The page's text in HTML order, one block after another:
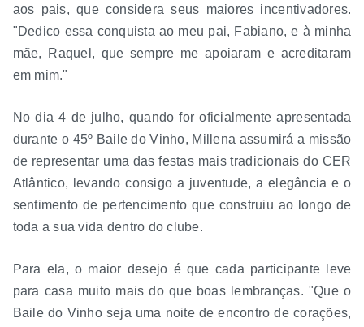
aos pais, que considera seus maiores incentivadores.
"Dedico essa conquista ao meu pai, Fabiano, e à minha
mãe, Raquel, que sempre me apoiaram e acreditaram
em mim."
No dia 4 de julho, quando for oficialmente apresentada
durante o 45º Baile do Vinho, Millena assumirá a missão
de representar uma das festas mais tradicionais do CER
Atlântico, levando consigo a juventude, a elegância e o
sentimento de pertencimento que construiu ao longo de
toda a sua vida dentro do clube.
Para ela, o maior desejo é que cada participante leve
para casa muito mais do que boas lembranças. "Que o
Baile do Vinho seja uma noite de encontro de corações,